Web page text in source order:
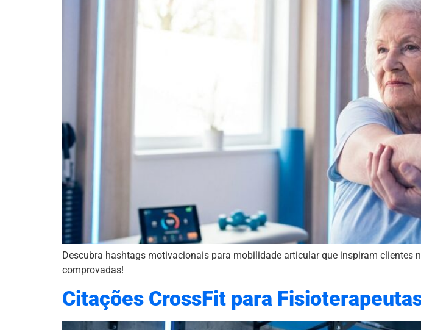
Descubra hashtags motivacionais para mobilidade articular que inspiram clientes
comprovadas!
Citações CrossFit para